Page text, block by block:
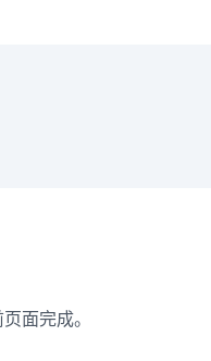
面完成。